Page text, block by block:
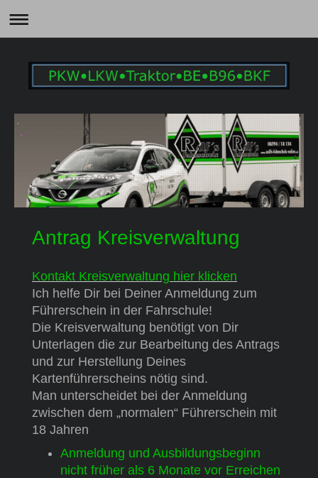
Antrag Kreisverwaltung
Kontakt Kreisverwaltung hier klicken
Ich helfe Dir bei Deiner Anmeldung zum
Führerschein in der Fahrschule!
Die Kreisverwaltung benötigt von Dir
Unterlagen die zur Bearbeitung des Antrags
und zur Herstellung Deines
Kartenführerscheins nötig sind.
Man unterscheidet bei der Anmeldung
zwischen dem „normalen“ Führerschein mit
18 Jahren
Anmeldung und Ausbildungsbeginn
nicht früher als 6 Monate vor Erreichen